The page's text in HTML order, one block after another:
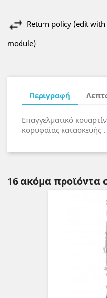
Return policy (edit
module)
Περιγραφή
Επαγγελματικό
κορυφαίας κατασκευής .
16 ακόμα προϊόντα